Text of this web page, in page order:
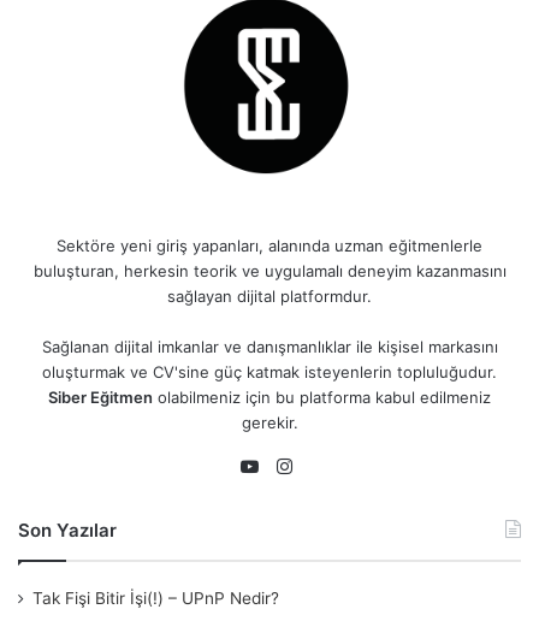
Sektöre yeni giriş yapanları, alanında uzman eğitmenlerle
buluşturan, herkesin teorik ve uygulamalı deneyim kazanmasını
sağlayan dijital platformdur.
Sağlanan dijital imkanlar ve danışmanlıklar ile kişisel markasını
oluşturmak ve CV'sine güç katmak isteyenlerin topluluğudur.
Siber Eğitmen olabilmeniz için bu platforma kabul edilmeniz
gerekir.
Instagram
Son Yazılar
Tak Fişi Bitir İşi(!) – UPnP Nedir?